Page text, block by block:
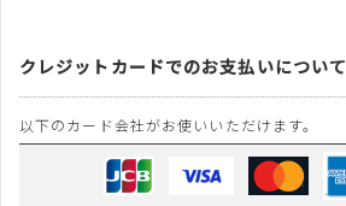
クレジットカードでのお支払いについて
以下のカード会社がお使いいただけます。